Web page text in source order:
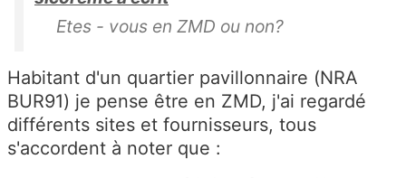
Etes - vous en ZMD ou non?
Habitant d'un quartier pavillonnaire (NRA
BUR91) je pense être en ZMD, j'ai regardé
différents sites et fournisseurs, tous
s'accordent à noter que :